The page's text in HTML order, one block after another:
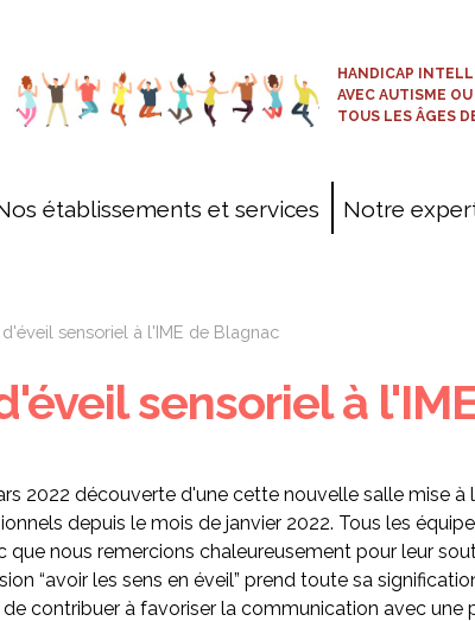
HANDICAP
AVEC AUTISME
TOUS LES ÂGES
établissements et services
ESAT-EA
Notre
sensoriel à l'IME de Blagnac
sensoriel à
2022 découverte d'une cette nouvelle salle mise
depuis le mois de janvier 2022. Tous les
que nous remercions chaleureusement pour leur
“avoir les sens en éveil” prend toute sa
contribuer à favoriser la communication avec une